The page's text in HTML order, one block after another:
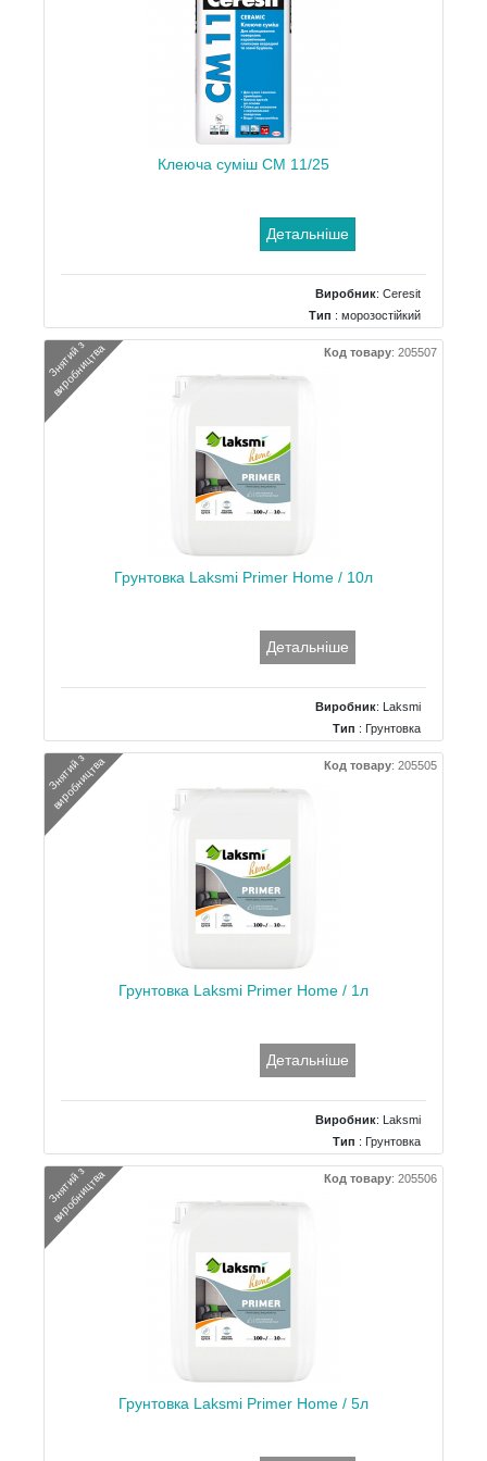
Клеюча суміш СМ 11/25
Детальніше
Виробник: Ceresit
Тип : морозостійкий
Вага: 25 кг
З
н
я
т
и
й
з
в
и
р
о
б
н
и
ц
т
в
а Код товару: 205507
Грунтовка Laksmi Primer Home / 10л
Детальніше
Виробник: Laksmi
Тип : Грунтовка
Об`єм/Вага: 10 л
З
н
я
т
и
й
з
в
и
р
о
б
н
и
ц
т
в
а Код товару: 205505
Грунтовка Laksmi Primer Home / 1л
Детальніше
Виробник: Laksmi
Тип : Грунтовка
Об`єм/Вага: 1 л
З
н
я
т
и
й
з
в
и
р
о
б
н
и
ц
т
в
а Код товару: 205506
Грунтовка Laksmi Primer Home / 5л